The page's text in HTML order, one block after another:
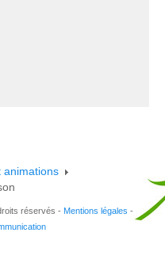
animations
réservés - Mentions légales -